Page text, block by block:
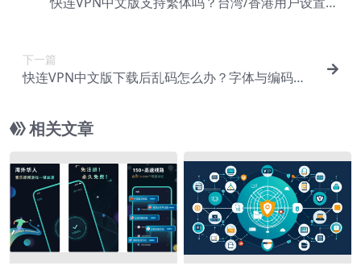
下一篇
快连VPN中文版下载后乱码怎么办？字体与编码修
相关文章